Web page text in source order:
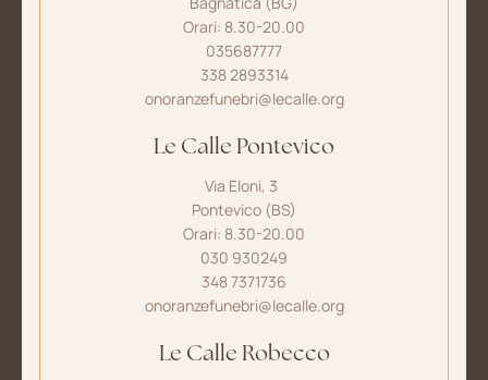
Orari: 8.30-20.00
035687777
338 2893314
onoranzefunebri@lecalle.org
Le Calle Pontevico
Via Eloni, 3
Pontevico (BS)
Orari: 8.30-20.00
030 930249
348 7371736
onoranzefunebri@lecalle.org
Le Calle Robecco